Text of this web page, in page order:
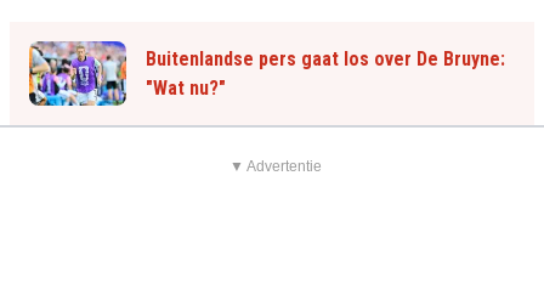
Buitenlandse pers gaat los over De Bruyne:
"Wat nu?"
▼ Advertentie